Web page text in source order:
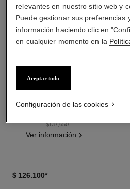
Armonía de Tres Polvos Efecto
Buena Cara, Polvos
Bronceadores, Rubor e
Iluminador. Rostro, Cuello Y
Ref. 186362
5 tonos disponibles
$137,650
Ver información
$ 126.100*
relevantes en nuestro sitio web y
Puede gestionar sus preferencias
información haciendo clic en
en cualquier momento en la
Aceptar todo
Configuración de las cookies